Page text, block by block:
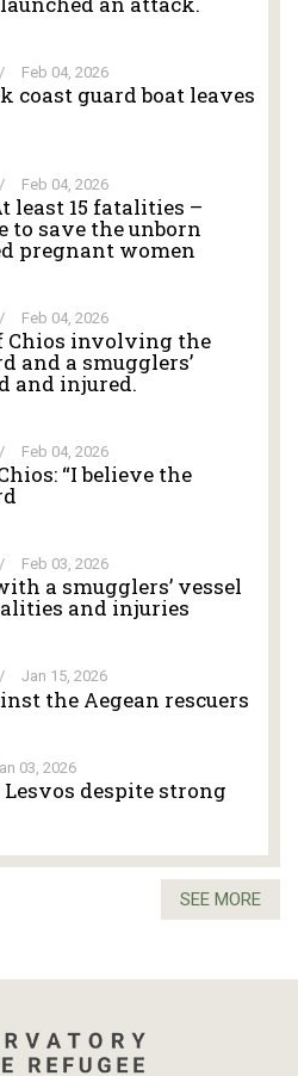
/ Feb 04, 2026
coast guard boat leaves
/ Feb 04, 2026
least 15 fatalities –
to save the unborn
pregnant women
/ Feb 04, 2026
Chios involving the
and a smugglers’
and injured.
/ Feb 04, 2026
“I believe the
/ Feb 03, 2026
a smugglers’ vessel
and injuries
/ Jan 15, 2026
the Aegean rescuers
03, 2026
despite strong
SEE MORE